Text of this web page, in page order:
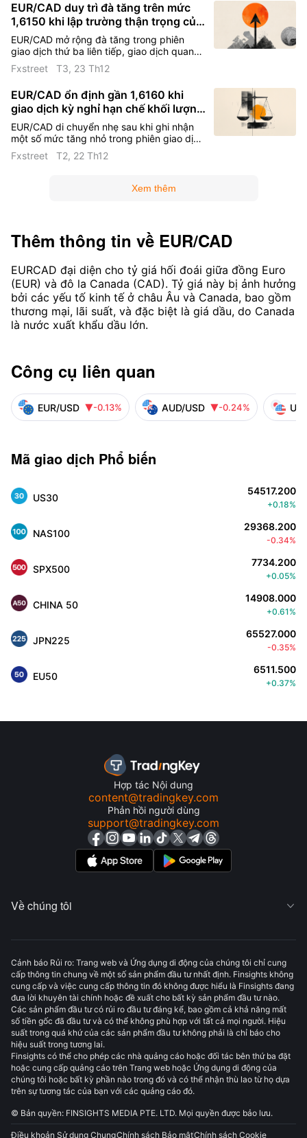
trong hơn ba tuần.
EUR/CAD duy trì đà tăng trên mức
1,6150 khi lập trường thận trọng của
ECB hỗ trợ đồng Euro
EUR/CAD mở rộng đà tăng trong phiên
giao dịch thứ ba liên tiếp, giao dịch quanh
mức 1,6170 trong những giờ đầu của phiên
châu Âu vào thứ Ba. Cặp tiền này tăng
trợ từ tâm lý thận trọng xung quanh triển
vọng chính sách của Ngân hàng Trung
ương Châu Âu (ECB)
Fxstreet T3, 23 Th12
EUR/CAD ổn định gần 1,6160 khi
giao dịch kỳ nghỉ hạn chế khối lượng
giao dịch
EUR/CAD di chuyển nhẹ sau khi ghi nhận
một số mức tăng nhỏ trong phiên giao dịch
trước đó, dao động quanh mức 1,6160
trong những giờ đầu của phiên châu Âu
sẽ duy trì ở mức thấp khi thị trường bước
Fxstreet T2, 22 Th12
Xem thêm
Thêm thông tin về EUR/CAD
EURCAD đại diện cho tỷ giá hối đoái giữa đồng Euro
(EUR) và đô la Canada (CAD). Tỷ giá này bị ảnh hưởng
bởi các yếu tố kinh tế ở châu Âu và Canada, bao gồm
thương mại, lãi suất, và đặc biệt là giá dầu, do Canada
là nước xuất khẩu dầu lớn.
Công cụ liên quan
EUR/USD -0.13% AUD/USD -0.24%
Mã giao dịch Phổ biến
US30
54517.200
+0.18%
NAS100
29368.200
-0.34%
SPX500
7734.200
+0.05%
CHINA 50
14908.000
+0.61%
JPN225
65527.000
-0.35%
EU50
6511.500
+0.37%
Hợp tác Nội dung
content@tradingkey.com
Phản hồi người dùng
support@tradingkey.com
Về chúng tôi 
Cảnh báo Rủi ro: Trang web và Ứng dụng di động của chúng tôi chỉ cung
cấp thông tin chung về một số sản phẩm đầu tư nhất định. Finsights không
cung cấp và việc cung cấp thông tin đó không được hiểu là Finsights đang
đưa lời khuyên tài chính hoặc đề xuất cho bất kỳ sản phẩm đầu tư nào.
Các sản phẩm đầu tư có rủi ro đầu tư đáng kể, bao gồm cả khả năng mất
số tiền gốc đã đầu tư và có thể không phù hợp với tất cả mọi người. Hiệu
suất trong quá khứ của các sản phẩm đầu tư không phải là chỉ báo cho
hiệu suất trong tương lai.
Finsights có thể cho phép các nhà quảng cáo hoặc đối tác bên thứ ba đặt
hoặc cung cấp quảng cáo trên Trang web hoặc Ứng dụng di động của
chúng tôi hoặc bất kỳ phần nào trong đó và có thể nhận thù lao từ họ dựa
trên sự tương tác của bạn với các quảng cáo đó.
© Bản quyền: FINSIGHTS MEDIA PTE. LTD. Mọi quyền được bảo lưu.
Điều khoản Sử dụng ChungChính sách Bảo mậtChính sách Cookie